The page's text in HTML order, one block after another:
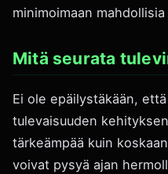
minimoimaan
Mitä seurata
Ei ole epäilystäkään,
tulevaisuuden
tärkeämpää kuin
voivat pysyä ajan